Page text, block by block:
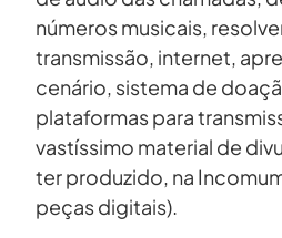
números musicais,
transmissão, internet,
cenário, sistema de
plataformas para
vastíssimo material de
ter produzido, na
peças digitais).